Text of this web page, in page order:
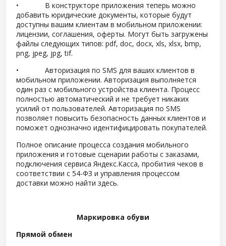
• В конструкторе приложения теперь можно
добавить юридические документы, которые будут
доступны вашим клиентам в мобильном приложении:
лицензии, соглашения, оферты. Могут быть загружены
файлы следующих типов: pdf, doc, docx, xls, xlsx, bmp,
png, jpeg, jpg, tif.
• Авторизация по SMS для ваших клиентов в
мобильном приложении. Авторизация выполняется
один раз с мобильного устройства клиента. Процесс
полностью автоматический и не требует никаких
усилий от пользователей. Авторизация по SMS
позволяет повысить безопасность данных клиентов и
поможет однозначно идентифицировать покупателей.
Полное описание процесса создания мобильного
приложения и готовые сценарии работы с заказами,
подключения сервиса Яндекс.Касса, пробития чеков в
соответствии с 54-ФЗ и управления процессом
доставки можно найти здесь.
Маркировка обуви
Прямой обмен